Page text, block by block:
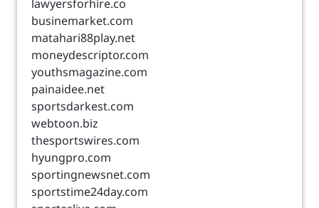
lawyersforhire.co
businemarket.com
matahari88play.net
moneydescriptor.com
youthsmagazine.com
painaidee.net
sportsdarkest.com
webtoon.biz
thesportswires.com
hyungpro.com
sportingnewsnet.com
sportstime24day.com